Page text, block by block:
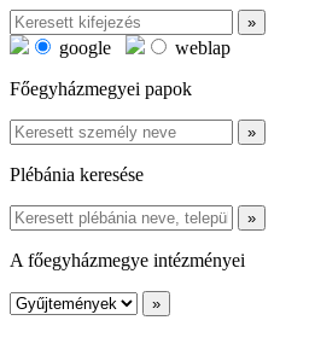
google
weblap
Főegyházmegyei papok
Plébánia keresése
A főegyházmegye intézményei